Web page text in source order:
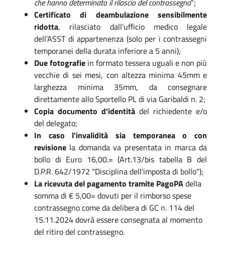
Certificato di deambulazione sensibilmente
ridotta, rilasciato dall’ufficio medico legale
dell’ASST di appartenenza (solo per i contrassegni
temporanei della durata inferiore a 5 anni);
Due fotografie in formato tessera uguali e non più
vecchie di sei mesi, con altezza minima 45mm e
larghezza minima 35mm, da consegnare
direttamente allo Sportello PL di via Garibaldi n. 2;
Copia documento d'identità del richiedente e/o
del delegato;
In caso l'invalidità sia temporanea o con
revisione la domanda va presentata in marca da
bollo di Euro 16,00.= (Art.13/bis tabella B del
D.P.R. 642/1972 "Disciplina dell'imposta di bollo");
La ricevuta del pagamento tramite PagoPAdella
somma di € 5,00= dovuti per il rimborso spese
contrassegno come da delibera di GC n. 114 del
15.11.2024 dovrà essere consegnata al momento
del ritiro del contrassegno.